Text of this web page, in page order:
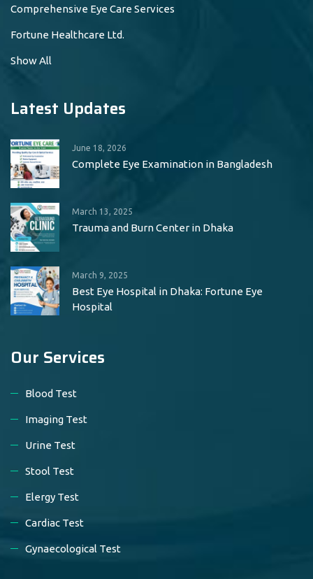
Comprehensive Eye Care Services
Fortune Healthcare Ltd.
Show All
Latest Updates
June 18, 2026
Complete Eye Examination in Bangladesh
March 13, 2025
Trauma and Burn Center in Dhaka
March 9, 2025
Best Eye Hospital in Dhaka: Fortune Eye
Hospital
Our Services
Blood Test
Imaging Test
Urine Test
Stool Test
Elergy Test
Cardiac Test
Gynaecological Test